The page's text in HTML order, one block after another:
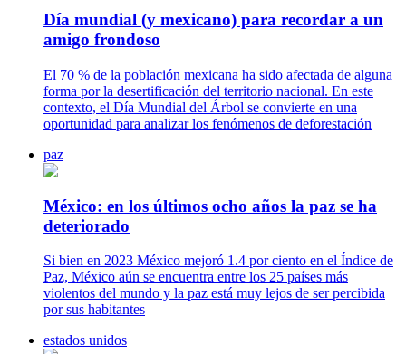
Día mundial (y mexicano) para recordar a un
amigo frondoso
El 70 % de la población mexicana ha sido afectada de alguna
forma por la desertificación del territorio nacional. En este
contexto, el Día Mundial del Árbol se convierte en una
oportunidad para analizar los fenómenos de deforestación
paz
México: en los últimos ocho años la paz se ha
deteriorado
Si bien en 2023 México mejoró 1.4 por ciento en el Índice de
Paz, México aún se encuentra entre los 25 países más
violentos del mundo y la paz está muy lejos de ser percibida
por sus habitantes
estados unidos